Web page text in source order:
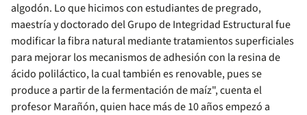
algodón. Lo que hicimos con estudiantes de pregrado,
maestría y doctorado del Grupo de Integridad Estructural fue
modificar la fibra natural mediante tratamientos superficiales
para mejorar los mecanismos de adhesión con la resina de
ácido poliláctico, la cual también es renovable, pues se
produce a partir de la fermentación de maíz", cuenta el
profesor Marañón, quien hace más de 10 años empezó a